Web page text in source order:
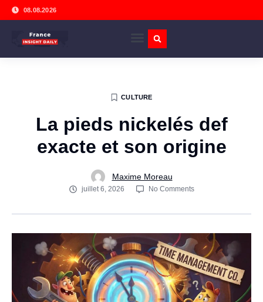
08.08.2026
CULTURE
La pieds nickelés def
exacte et son origine
Maxime Moreau
juillet 6, 2026 No Comments